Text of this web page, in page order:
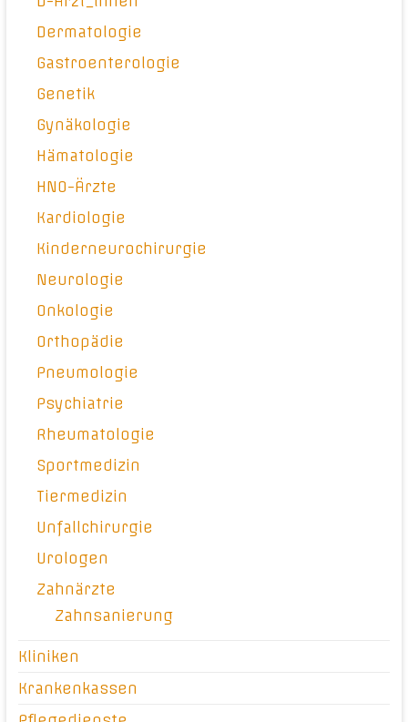
Dermatologie
Gastroenterologie
Genetik
Gynäkologie
Hämatologie
HNO-Ärzte
Kardiologie
Kinderneurochirurgie
Neurologie
Onkologie
Orthopädie
Pneumologie
Psychiatrie
Rheumatologie
Sportmedizin
Tiermedizin
Unfallchirurgie
Urologen
Zahnärzte
Zahnsanierung
Kliniken
Krankenkassen